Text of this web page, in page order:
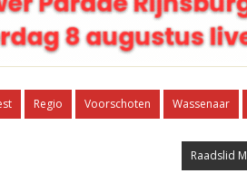
Regio Voorschoten Wassenaar
Raadslid